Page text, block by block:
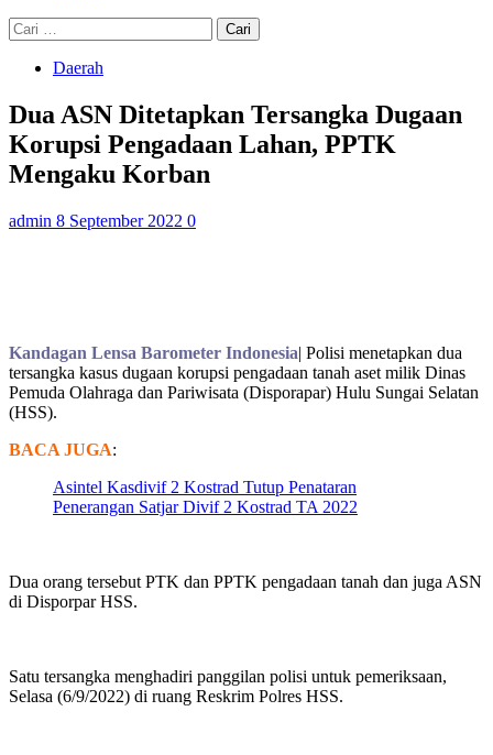
Cari
untuk:
Daerah
Dua ASN Ditetapkan Tersangka Dugaan
Korupsi Pengadaan Lahan, PPTK
Mengaku Korban
admin 8 September 2022 0
Kandagan Lensa Barometer Indonesia| Polisi menetapkan dua
tersangka kasus dugaan korupsi pengadaan tanah aset milik Dinas
Pemuda Olahraga dan Pariwisata (Disporapar) Hulu Sungai Selatan
(HSS).
BACA JUGA:
Asintel Kasdivif 2 Kostrad Tutup Penataran
Penerangan Satjar Divif 2 Kostrad TA 2022
Dua orang tersebut PTK dan PPTK pengadaan tanah dan juga ASN
di Disporpar HSS.
Satu tersangka menghadiri panggilan polisi untuk pemeriksaan,
Selasa (6/9/2022) di ruang Reskrim Polres HSS.